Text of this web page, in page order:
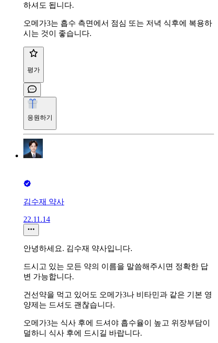
하셔도 됩니다.
오메가3는 흡수 측면에서 점심 또는 저녁 식후에 복용하
시는 것이 좋습니다.
평가
응원하기
김수재 약사
22.11.14
안녕하세요. 김수재 약사입니다.
드시고 있는 모든 약의 이름을 말씀해주시면 정확한 답
변 가능합니다.
건선약을 먹고 있어도 오메가3나 비타민과 같은 기본 영
양제는 드셔도 괜찮습니다.
오메가3는 식사 후에 드셔야 흡수율이 높고 위장부담이
덜하니 식사 후에 드시길 바랍니다.